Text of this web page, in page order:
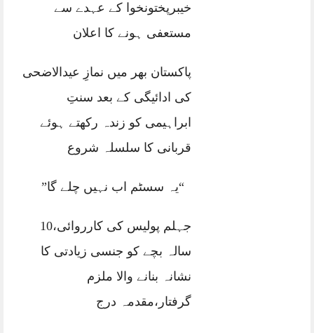
خیبرپختونخوا کے عہدے سے
مستعفی ہونے کا اعلان
پاکستان بھر میں نمازِ عیدالاضحی
کی ادائیگی کے بعد سنتِ
ابراہیمی کو زندہ رکھتے ہوئے
قربانی کا سلسلہ شروع
“یہ سسٹم اب نہیں چلے گا”
جہلم پولیس کی کارروائی،10
سالہ بچے کو جنسی زیادتی کا
نشانہ بنانے والا ملزم
گرفتار،مقدمہ درج